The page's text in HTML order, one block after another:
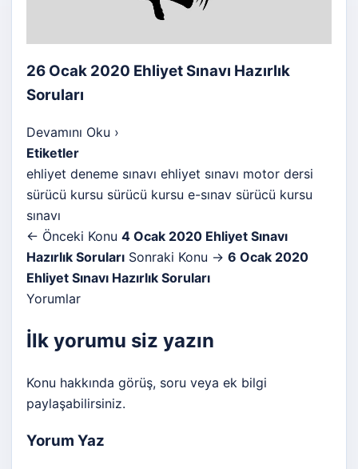
26 Ocak 2020 Ehliyet Sınavı Hazırlık
Soruları
Devamını Oku ›
Etiketler
ehliyet deneme sınavı ehliyet sınavı motor dersi
sürücü kursu sürücü kursu e-sınav sürücü kursu
sınavı
← Önceki Konu 4 Ocak 2020 Ehliyet Sınavı
Hazırlık Soruları Sonraki Konu → 6 Ocak 2020
Ehliyet Sınavı Hazırlık Soruları
Yorumlar
İlk yorumu siz yazın
Konu hakkında görüş, soru veya ek bilgi
paylaşabilirsiniz.
Yorum Yaz